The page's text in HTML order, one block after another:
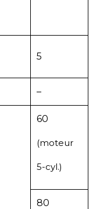
5
–
60
(moteur
5-cyl.)
80